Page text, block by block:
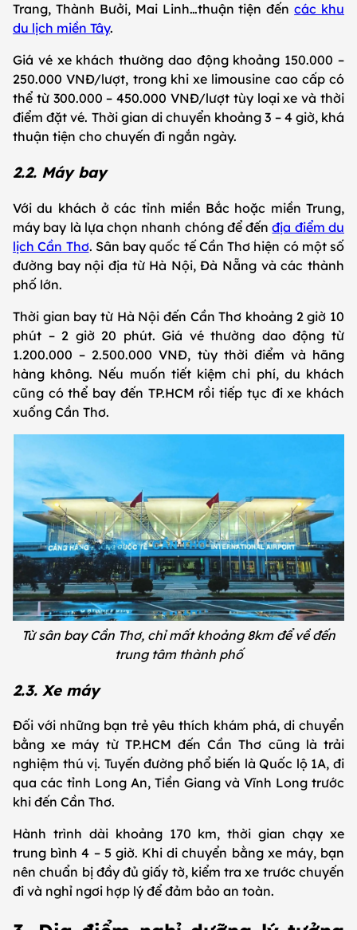
Trang, Thành Bưởi, Mai Linh…thuận tiện đếncác khu
du lịch miền Tây.
Giá vé xe khách thường dao động khoảng 150.000 –
250.000 VNĐ/lượt, trong khi xe limousine cao cấp có
thể từ 300.000 – 450.000 VNĐ/lượt tùy loại xe và thời
điểm đặt vé. Thời gian di chuyển khoảng 3 – 4 giờ, khá
thuận tiện cho chuyến đi ngắn ngày.
2.2. Máy bay
Với du khách ở các tỉnh miền Bắc hoặc miền Trung,
máy bay là lựa chọn nhanh chóng để đếnđịa điểm du
lịch Cần Thơ. Sân bay quốc tế Cần Thơ hiện có một số
đường bay nội địa từ Hà Nội, Đà Nẵng và các thành
phố lớn.
Thời gian bay từ Hà Nội đến Cần Thơ khoảng 2 giờ 10
phút – 2 giờ 20 phút. Giá vé thường dao động từ
1.200.000 – 2.500.000 VNĐ, tùy thời điểm và hãng
hàng không. Nếu muốn tiết kiệm chi phí, du khách
cũng có thể bay đến TP.HCM rồi tiếp tục đi xe khách
xuống Cần Thơ.
Từ sân bay Cần Thơ, chỉ mất khoảng 8km để về đến
trung tâm thành phố
2.3. Xe máy
Đối với những bạn trẻ yêu thích khám phá, di chuyển
bằng xe máy từ TP.HCM đến Cần Thơ cũng là trải
nghiệm thú vị. Tuyến đường phổ biến là Quốc lộ 1A, đi
qua các tỉnh Long An, Tiền Giang và Vĩnh Long trước
khi đến Cần Thơ.
Hành trình dài khoảng 170 km, thời gian chạy xe
trung bình 4 – 5 giờ. Khi di chuyển bằng xe máy, bạn
nên chuẩn bị đầy đủ giấy tờ, kiểm tra xe trước chuyến
đi và nghỉ ngơi hợp lý để đảm bảo an toàn.